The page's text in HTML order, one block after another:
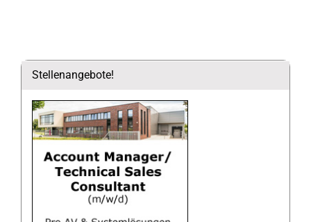
Stellenangebote!